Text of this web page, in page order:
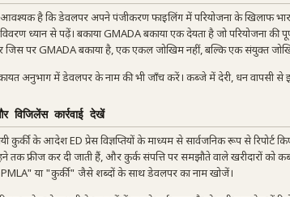
है कि डेवलपर अपने पंजीकरण फाइलिंग में परियोजना के खिलाफ
ध्यान से पढ़ें। बकाया GMADA बकाया एक देयता है जो परियोजना की
पर GMADA बकाया है, एक एकल जोखिम नहीं, बल्कि एक संयुक्त
अनुभाग में डेवलपर के नाम की भी जाँच करें। कब्जे में देरी, धन वापसी से
कार्रवाई देखें
कुर्की के आदेश ED प्रेस विज्ञप्तियों के माध्यम से सार्वजनिक रूप से रिपोर्ट
तक फ्रीज कर दी जाती हैं, और कुर्क संपत्ति पर समझौते वाले खरीदारों को
या "कुर्की" जैसे शब्दों के साथ डेवलपर का नाम खोजें।